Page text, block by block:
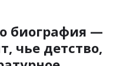
биография —
чье детство,